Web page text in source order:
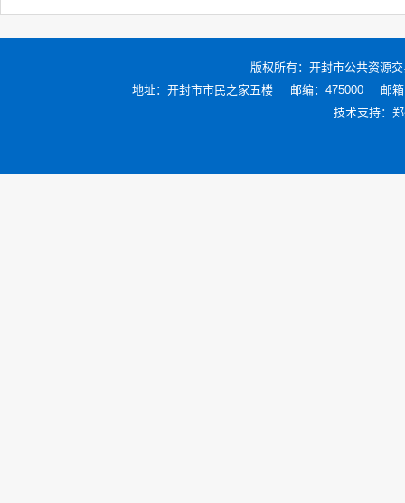
版权所有： 开封市公共资源
地址：开封市市民之家五楼
邮编：475000
邮
技术支持：